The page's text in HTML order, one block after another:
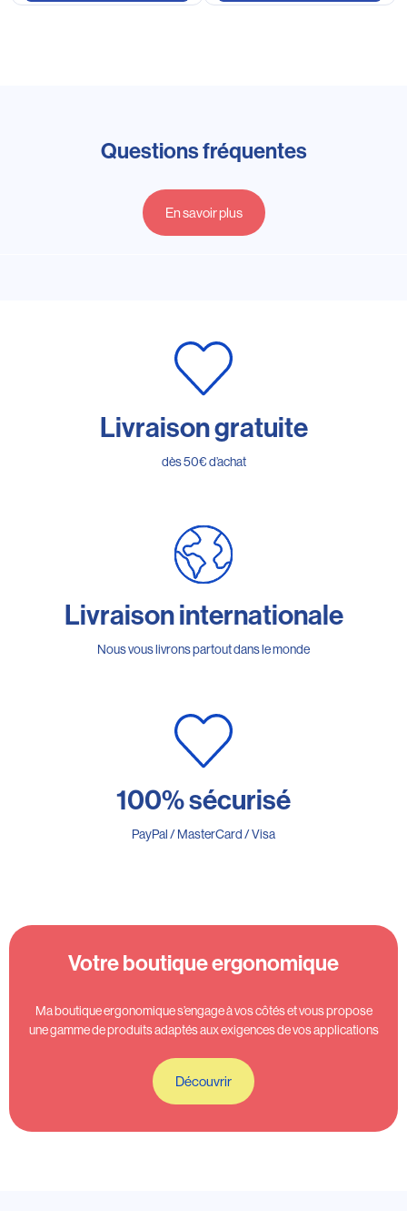
Questions fréquentes
En savoir plus
Livraison gratuite
dès 50€ d’achat
Livraison internationale
Nous vous livrons partout dans le monde
100% sécurisé
PayPal / MasterCard / Visa
Votre boutique ergonomique
Ma boutique ergonomique s’engage à vos côtés et vous propose
une gamme de produits adaptés aux exigences de vos applications
Découvrir